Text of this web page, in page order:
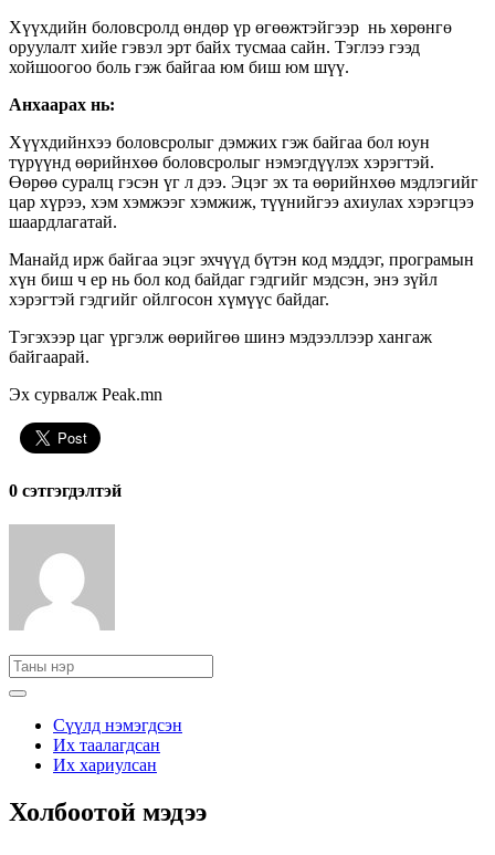
Хүүхдийн боловсролд өндөр үр өгөөжтэйгээр нь хөрөнгө
оруулалт хийе гэвэл эрт байх тусмаа сайн. Тэглээ гээд
хойшоогоо боль гэж байгаа юм биш юм шүү.
Анхаарах нь:
Хүүхдийнхээ боловсролыг дэмжих гэж байгаа бол юун
түрүүнд өөрийнхөө боловсролыг нэмэгдүүлэх хэрэгтэй.
Өөрөө суралц гэсэн үг л дээ. Эцэг эх та өөрийнхөө мэдлэгийг
цар хүрээ, хэм хэмжээг хэмжиж, түүнийгээ ахиулах хэрэгцээ
шаардлагатай.
Манайд ирж байгаа эцэг эхчүүд бүтэн код мэддэг, програмын
хүн биш ч ер нь бол код байдаг гэдгийг мэдсэн, энэ зүйл
хэрэгтэй гэдгийг ойлгосон хүмүүс байдаг.
Тэгэхээр цаг үргэлж өөрийгөө шинэ мэдээллээр хангаж
байгаарай.
Эх сурвалж Peak.mn
0 cэтгэгдэлтэй
Сүүлд нэмэгдсэн
Их таалагдсан
Их хариулсан
Холбоотой мэдээ